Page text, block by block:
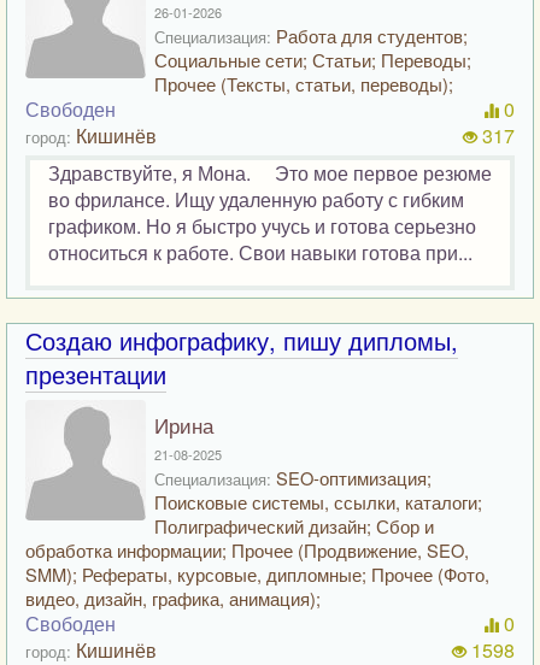
26-01-2026
Специализация: Работа для студентов;
Социальные сети; Статьи; Переводы;
Прочее (Тексты, статьи, переводы);
Свободен
город: Кишинёв
0
317
Здравствуйте, я Мона. Это мое первое резюме
во фрилансе. Ищу удаленную работу с гибким
графиком. Но я быстро учусь и готова серьезно
относиться к работе. Свои навыки готова при...
Создаю инфографику, пишу дипломы,
презентации
Ирина
21-08-2025
Специализация: SEO-оптимизация;
Поисковые системы, ссылки, каталоги;
Полиграфический дизайн; Сбор и
обработка информации; Прочее (Продвижение, SEO,
SMM); Рефераты, курсовые, дипломные; Прочее (Фото,
видео, дизайн, графика, анимация);
Свободен
город: Кишинёв
0
1598